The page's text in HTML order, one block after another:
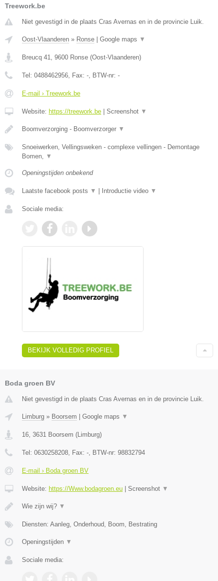
Treework.be
Niet gevestigd in de plaats Cras Avernas en in de provincie Luik.
Oost-Vlaanderen » Ronse Google maps ▼
Breucq 41 9600 Ronse (Oost-Vlaanderen)
Tel: 0488462956 , Fax: - , BTW-nr: -
E-mail › Treework.be
Website: https://treework.be Screenshot ▼
Boomverzorging - Boomverzorger ▼
Snoeiwerken, Vellingsweken - complexe vellingen - Demontage
Bomen,
▼
Openingstijden onbekend
Laatste facebook posts ▼ Introductie video ▼
Sociale media:
BEKIJK VOLLEDIG PROFIEL
Boda groen BV
Niet gevestigd in de plaats Cras Avernas en in de provincie Luik.
Limburg » Boorsem Google maps ▼
16, 3631 Boorsem (Limburg)
Tel: 0630258208, Fax: -, BTW-nr: 98832794
E-mail › Boda groen BV
Website: https://Www.bodagroen.eu Screenshot ▼
Wie zijn wij? ▼
Diensten: Aanleg, Onderhoud, Boom, Bestrating
Openingstijden ▼
Sociale media: